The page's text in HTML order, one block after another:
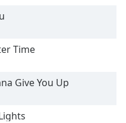
Time
Give You Up